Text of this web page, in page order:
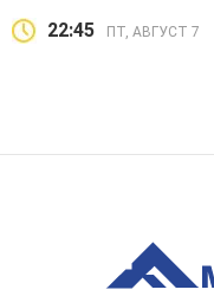
22:45 ПТ, АВГУСТ 7